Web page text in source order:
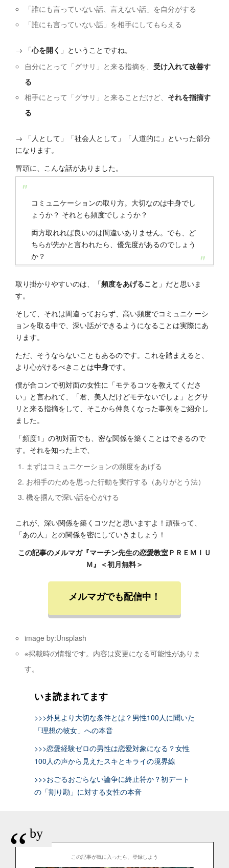
「誰にも言っていない話、言えない話」を自分がする
「誰にも言っていない話」を相手にしてもらえる
→ 「心を開く 」ということですね。
自分にとって「グサリ」と来る指摘を、受け入れて改善す
る
相手にとって「グサリ」と来ることだけど、 それを指摘す
る
→ 「人として」「社会人として」「人道的に」といった部分
になります。
冒頭に、こんな話がありました。
コミュニケーションの取り方。大切なのは中身でし
ょうか？ それとも頻度でしょうか？
両方取れれば良いのは間違いありません。でも、ど
ちらが先かと言われたら、優先度があるのでしょう
か？
取り掛かりやすいのは、「頻度をあげること 」だと思いま
す。
そして、それは間違っておらず、高い頻度でコミュニケーシ
ョンを取る中で、深い話ができるようになることは実際にあ
ります。
ただ、そうならないこともあるのです。これを踏まえると、
より心がけるべきことは中身です。
僕が合コンで初対面の女性に「モテるコツを教えてくださ
い」と言われて、「君、美人だけどモテないでしょ」とグサ
リと来る指摘をして、そこから仲良くなった事例をご紹介し
ました。
「頻度1」の初対面でも、密な関係を築くことはできるので
す。それを知った上で、
まずはコミュニケーションの頻度をあげる
お相手のためを思った行動を実行する（ありがとう法）
機を掴んで深い話を心がける
これが、深い関係を築くコツだと思いますよ！頑張って、
「あの人」との関係を密にしていきましょう！
この記事のメルマガ『マーチン先生の恋愛教室ＰＲＥＭＩＵ
Ｍ』＜初月無料＞
メルマガでも配信中！
image by:Unsplash
※掲載時の情報です。内容は変更になる可能性がありま
す。
いま読まれてます
>>>外見より大切な条件とは？男性100人に聞いた
「理想の彼女」への本音
>>>恋愛経験ゼロの男性は恋愛対象になる？女性
100人の声から見えたスキとキライの境界線
>>>おごるおごらない論争に終止符か？初デート
の「割り勘」に対する女性の本音
“ by
この記事が気に入ったら、登録しよう